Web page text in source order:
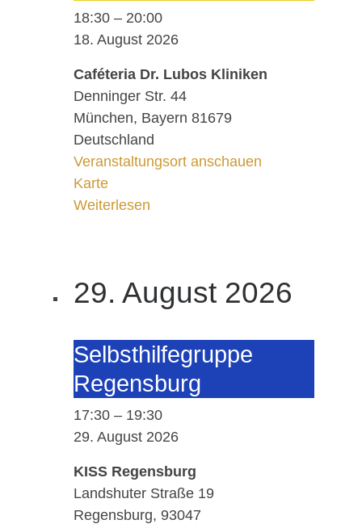
18:30 – 20:00
18. August 2026
Caféteria Dr. Lubos Kliniken
Denninger Str. 44
München, Bayern 81679
Deutschland
Veranstaltungsort anschauen
KarteCaféteria Dr. Lubos Kliniken
Weiterlesen
29. August 2026
Selbst­hil­fe­grup­pe
Re­gens­burg
17:30 – 19:30
29. August 2026
KISS Regensburg
Landshuter Straße 19
Regensburg, 93047